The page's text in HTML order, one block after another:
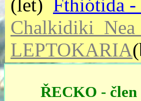
(let) Fthiótida -
LEPTOKARIA
ŘECKO -